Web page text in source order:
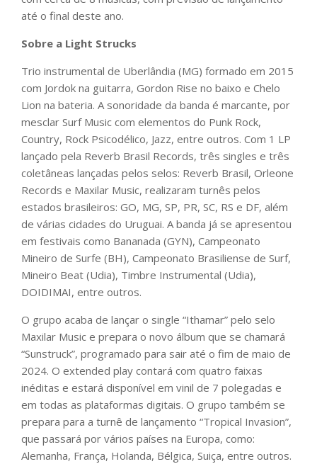
até o final deste ano.
Sobre a Light Strucks
Trio instrumental de Uberlândia (MG) formado em 2015
com Jordok na guitarra, Gordon Rise no baixo e Chelo
Lion na bateria. A sonoridade da banda é marcante, por
mesclar Surf Music com elementos do Punk Rock,
Country, Rock Psicodélico, Jazz, entre outros. Com 1 LP
lançado pela Reverb Brasil Records, três singles e três
coletâneas lançadas pelos selos: Reverb Brasil, Orleone
Records e Maxilar Music, realizaram turnês pelos
estados brasileiros: GO, MG, SP, PR, SC, RS e DF, além
de várias cidades do Uruguai. A banda já se apresentou
em festivais como Bananada (GYN), Campeonato
Mineiro de Surfe (BH), Campeonato Brasiliense de Surf,
Mineiro Beat (Udia), Timbre Instrumental (Udia),
DOIDIMAI, entre outros.
O grupo acaba de lançar o single “Ithamar” pelo selo
Maxilar Music e prepara o novo álbum que se chamará
“Sunstruck”, programado para sair até o fim de maio de
2024. O extended play contará com quatro faixas
inéditas e estará disponível em vinil de 7 polegadas e
em todas as plataformas digitais. O grupo também se
prepara para a turnê de lançamento “Tropical Invasion”,
que passará por vários países na Europa, como:
Alemanha, França, Holanda, Bélgica, Suiça, entre outros.